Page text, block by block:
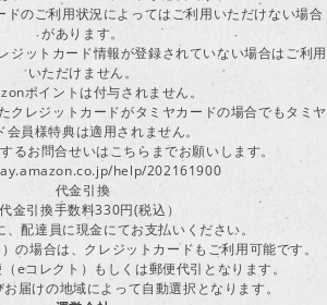
ドのご利用状況によってはご利用いただけない場合
があります。
ジットカード情報が登録されていない場合はご利用
いただけません。
ポイントは付与されません。
クレジットカードがタミヤカードの場合でもタミヤ
会員様特典は適用されません。
るお問合せいはこちらまでお願いします。
help/202161900
代金引換
代金引換手数料330円(税込）
、配達員に現金にてお支払いください。
の場合は、クレジットカードもご利用可能です。
eコレクト）もしくは郵便代引となります。
届けの地域によって自動選択となります。